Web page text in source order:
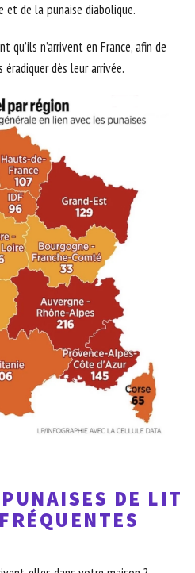
de la punaise diabolique.
qu’ils n’arrivent en France, afin de
dès leur arrivée.
DE LIT